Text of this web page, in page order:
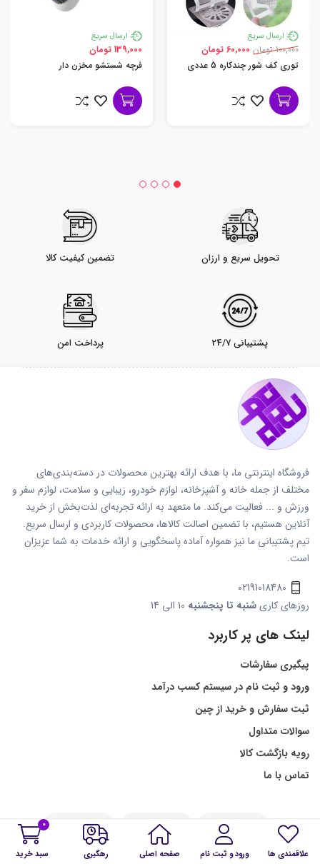
0
سبد خرید رهگیری صفحه اصلی ورود و ثبت نام علاقمندی ها
ارسال سریع
100,000 تومان
60,000 تومان
توری کف شور چندکاره 5 عددی
ارسال سریع
139,000 تومان
فرچه شستشو مخزن دار
تحویل سریع و ارزان تضمین کیفیت کالا
پشتیبانی 24/7 پرداخت امن
فروشگاه اینترنتی ما، با هدف ارائه بهترین محصولات در دسته‌بندی‌های
مختلف از جمله خانه و آشپزخانه، لوازم خودرو، زیبایی و سلامت، لوازم سفر و
ورزش و ... فعالیت می‌کند. ما متعهد به ارائه تجربه‌ای لذت‌بخش از خرید
آنلاین هستیم، با تضمین اصالت کالاها، محصولات کاربردی و ارسال سریع.
تیم پشتیبانی ما نیز همواره آماده پاسخگویی و ارائه خدمات به شما عزیزان
است.
02191018480
روزهای کاریشنبه تا پنجشنبه
لینک های پر کاربرد
پیگیری سفارشات
ورود و ثبت نام در سیستم کسب درآمد
ثبت سفارش و خرید از چین
سوالات متداول
رویه بازگشت کالا
تماس با ما